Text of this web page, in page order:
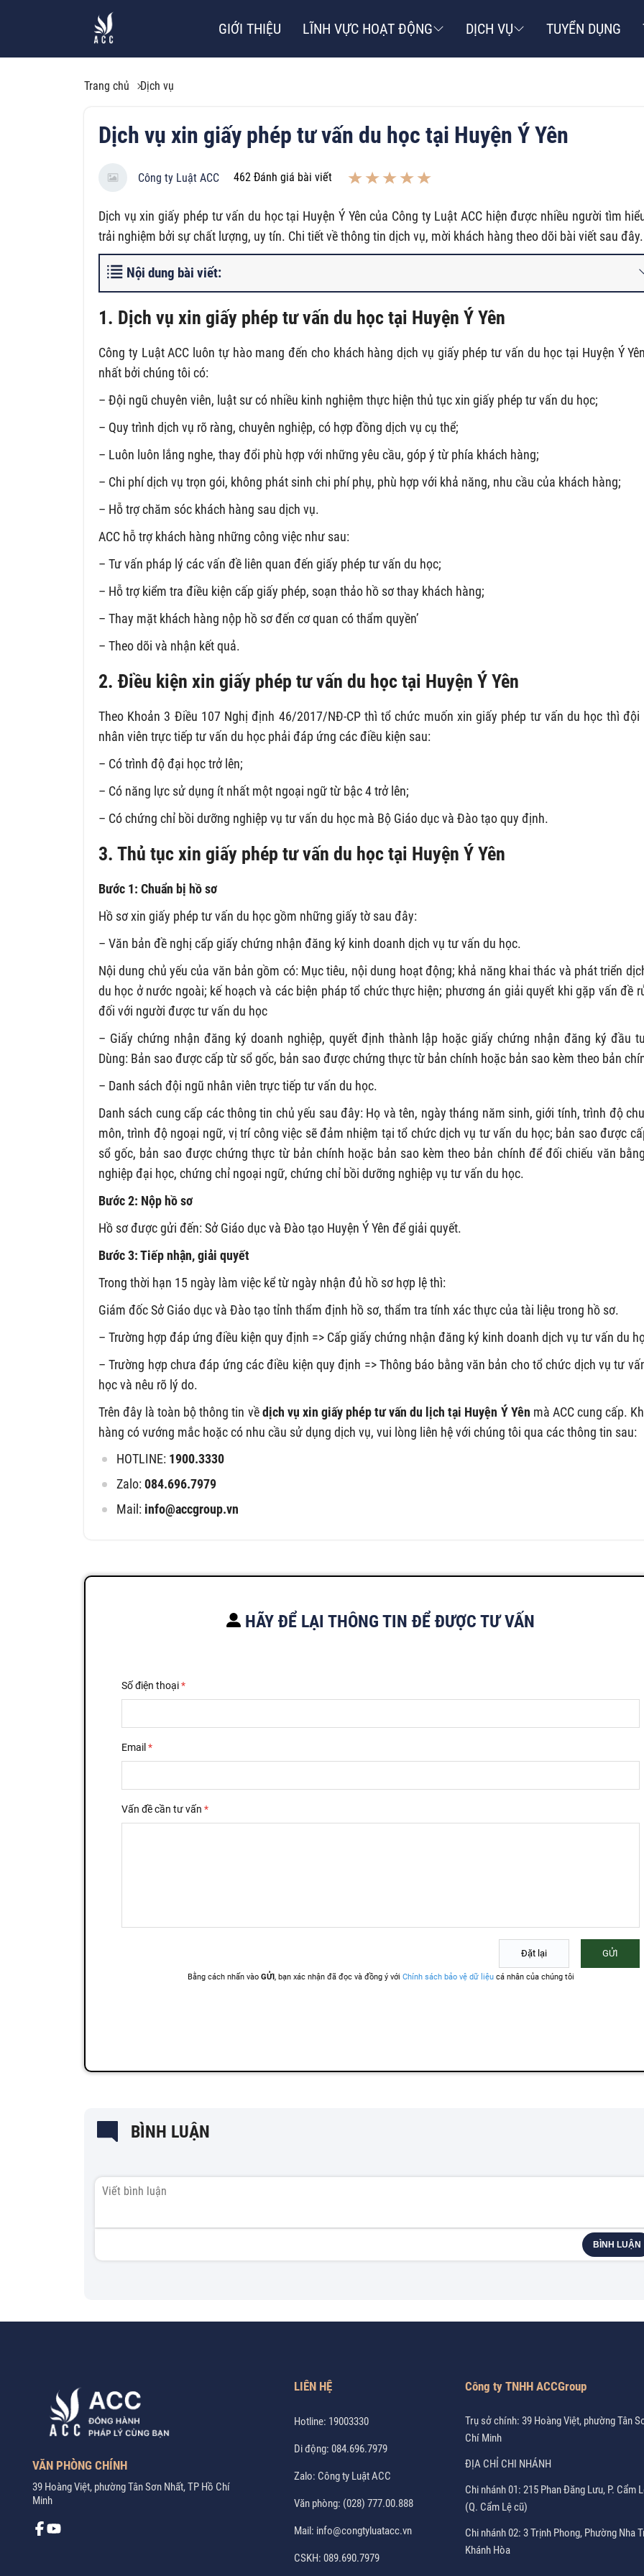
GIỚI THIỆU LĨNH VỰC HOẠT ĐỘNG DỊCH VỤ TUYỂN DỤNG
Trang chủ Dịch vụ
Dịch vụ xin giấy phép tư vấn du học tại Huyện Ý Yên
Công ty Luật ACC 462 Đánh giá bài viết
Dịch vụ xin giấy phép tư vấn du học tại Huyện Ý Yên của Công ty Luật ACC hiện được nhiều người tìm
trải nghiệm bởi sự chất lượng, uy tín. Chi tiết về thông tin dịch vụ, mời khách hàng theo dõi bài viết sau đây.
Nội dung bài viết:
1. Dịch vụ xin giấy phép tư vấn du học tại Huyện Ý Yên
Công ty Luật ACC luôn tự hào mang đến cho khách hàng dịch vụ giấy phép tư vấn du học tại Huyện Ý
nhất bởi chúng tôi có:
– Đội ngũ chuyên viên, luật sư có nhiều kinh nghiệm thực hiện thủ tục xin giấy phép tư vấn du học;
– Quy trình dịch vụ rõ ràng, chuyên nghiệp, có hợp đồng dịch vụ cụ thể;
– Luôn luôn lắng nghe, thay đổi phù hợp với những yêu cầu, góp ý từ phía khách hàng;
– Chi phí dịch vụ trọn gói, không phát sinh chi phí phụ, phù hợp với khả năng, nhu cầu của khách hàng;
– Hỗ trợ chăm sóc khách hàng sau dịch vụ.
ACC hỗ trợ khách hàng những công việc như sau:
– Tư vấn pháp lý các vấn đề liên quan đến giấy phép tư vấn du học;
– Hỗ trợ kiểm tra điều kiện cấp giấy phép, soạn thảo hồ sơ thay khách hàng;
– Thay mặt khách hàng nộp hồ sơ đến cơ quan có thẩm quyền’
– Theo dõi và nhận kết quả.
2. Điều kiện xin giấy phép tư vấn du học tại Huyện Ý Yên
Theo Khoản 3 Điều 107 Nghị định 46/2017/NĐ-CP thì tổ chức muốn xin giấy phép tư vấn du học thì đội
nhân viên trực tiếp tư vấn du học phải đáp ứng các điều kiện sau:
– Có trình độ đại học trở lên;
– Có năng lực sử dụng ít nhất một ngoại ngữ từ bậc 4 trở lên;
– Có chứng chỉ bồi dưỡng nghiệp vụ tư vấn du học mà Bộ Giáo dục và Đào tạo quy định.
3. Thủ tục xin giấy phép tư vấn du học tại Huyện Ý Yên
Bước 1: Chuẩn bị hồ sơ
Hồ sơ xin giấy phép tư vấn du học gồm những giấy tờ sau đây:
– Văn bản đề nghị cấp giấy chứng nhận đăng ký kinh doanh dịch vụ tư vấn du học.
Nội dung chủ yếu của văn bản gồm có: Mục tiêu, nội dung hoạt động; khả năng khai thác và phát triển
du học ở nước ngoài; kế hoạch và các biện pháp tổ chức thực hiện; phương án giải quyết khi gặp vấn đề
đối với người được tư vấn du học
– Giấy chứng nhận đăng ký doanh nghiệp, quyết định thành lập hoặc giấy chứng nhận đăng ký đầu
Dùng: Bản sao được cấp từ sổ gốc, bản sao được chứng thực từ bản chính hoặc bản sao kèm theo bản
– Danh sách đội ngũ nhân viên trực tiếp tư vấn du học.
Danh sách cung cấp các thông tin chủ yếu sau đây: Họ và tên, ngày tháng năm sinh, giới tính, trình độ
môn, trình độ ngoại ngữ, vị trí công việc sẽ đảm nhiệm tại tổ chức dịch vụ tư vấn du học; bản sao được
sổ gốc, bản sao được chứng thực từ bản chính hoặc bản sao kèm theo bản chính để đối chiếu văn
nghiệp đại học, chứng chỉ ngoại ngữ, chứng chỉ bồi dưỡng nghiệp vụ tư vấn du học.
Bước 2: Nộp hồ sơ
Hồ sơ được gửi đến: Sở Giáo dục và Đào tạo Huyện Ý Yên để giải quyết.
Bước 3: Tiếp nhận, giải quyết
Trong thời hạn 15 ngày làm việc kể từ ngày nhận đủ hồ sơ hợp lệ thì:
Giám đốc Sở Giáo dục và Đào tạo tỉnh thẩm định hồ sơ, thẩm tra tính xác thực của tài liệu trong hồ sơ.
– Trường hợp đáp ứng điều kiện quy định => Cấp giấy chứng nhận đăng ký kinh doanh dịch vụ tư vấn du
– Trường hợp chưa đáp ứng các điều kiện quy định => Thông báo bằng văn bản cho tổ chức dịch vụ tư
học và nêu rõ lý do.
Trên đây là toàn bộ thông tin vềdịch vụ xin giấy phép tư vấn du lịch tại Huyện Ý Yên mà ACC cung cấp.
hàng có vướng mắc hoặc có nhu cầu sử dụng dịch vụ, vui lòng liên hệ với chúng tôi qua các thông tin sau:
HOTLINE: 1900.3330
Zalo:084.696.7979
Mail: info@accgroup.vn
HÃY ĐỂ LẠI THÔNG TIN ĐỂ ĐƯỢC TƯ VẤN
BÌNH LUẬN
BÌNH LUẬN
VĂN PHÒNG CHÍNH
39 Hoàng Việt, phường Tân Sơn Nhất, TP Hồ Chí
Minh
LIÊN HỆ
Hotline: 19003330
Di động: 084.696.7979
Zalo: Công ty Luật ACC
Văn phòng: (028) 777.00.888
Mail: info@congtyluatacc.vn
CSKH: 089.690.7979
Công ty TNHH ACCGroup
Trụ sở chính: 39 Hoàng Việt, phường Tân
Chí Minh
ĐỊA CHỈ CHI NHÁNH
Chi nhánh 01: 215 Phan Đăng Lưu, P. Cẩm
(Q. Cẩm Lệ cũ)
Chi nhánh 02: 3 Trịnh Phong, Phường Nha
Khánh Hòa